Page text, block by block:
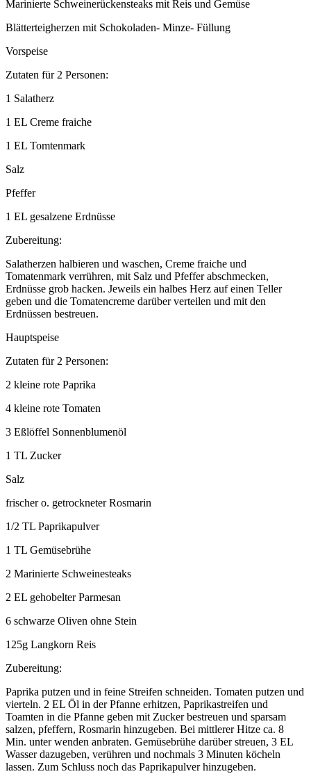
Marinierte Schweinerückensteaks mit Reis und Gemüse
Blätterteigherzen mit Schokoladen- Minze- Füllung
Vorspeise
Zutaten für 2 Personen:
1 Salatherz
1 EL Creme fraiche
1 EL Tomtenmark
Salz
Pfeffer
1 EL gesalzene Erdnüsse
Zubereitung:
Salatherzen halbieren und waschen, Creme fraiche und
Tomatenmark verrühren, mit Salz und Pfeffer abschmecken,
Erdnüsse grob hacken. Jeweils ein halbes Herz auf einen Teller
geben und die Tomatencreme darüber verteilen und mit den
Erdnüssen bestreuen.
Hauptspeise
Zutaten für 2 Personen:
2 kleine rote Paprika
4 kleine rote Tomaten
3 Eßlöffel Sonnenblumenöl
1 TL Zucker
Salz
frischer o. getrockneter Rosmarin
1/2 TL Paprikapulver
1 TL Gemüsebrühe
2 Marinierte Schweinesteaks
2 EL gehobelter Parmesan
6 schwarze Oliven ohne Stein
125g Langkorn Reis
Zubereitung:
Paprika putzen und in feine Streifen schneiden. Tomaten putzen und
vierteln. 2 EL Öl in der Pfanne erhitzen, Paprikastreifen und
Toamten in die Pfanne geben mit Zucker bestreuen und sparsam
salzen, pfeffern, Rosmarin hinzugeben. Bei mittlerer Hitze ca. 8
Min. unter wenden anbraten. Gemüsebrühe darüber streuen, 3 EL
Wasser dazugeben, verühren und nochmals 3 Minuten köcheln
lassen. Zum Schluss noch das Paprikapulver hinzugeben.